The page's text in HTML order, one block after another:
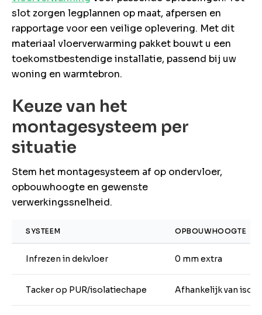
slot zorgen legplannen op maat, afpersen en
rapportage voor een veilige oplevering. Met dit
materiaal vloerverwarming pakket bouwt u een
toekomstbestendige installatie, passend bij uw
woning en warmtebron.
Keuze van het
montagesysteem per
situatie
Stem het montagesysteem af op ondervloer,
opbouwhoogte en gewenste
verwerkingssnelheid.
SYSTEEM OPBOUWHOOGTE
Infrezen in dekvloer 0 mm extra
Tacker op PUR/isolatiechape Afhankelijk van